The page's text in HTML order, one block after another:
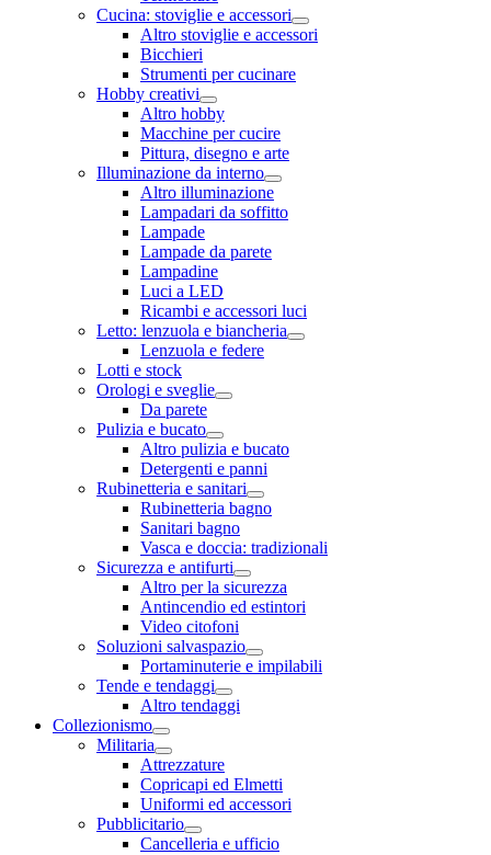
Cucina: stoviglie e accessori
Altro stoviglie e accessori
Bicchieri
Strumenti per cucinare
Hobby creativi
Altro hobby
Macchine per cucire
Pittura, disegno e arte
Illuminazione da interno
Altro illuminazione
Lampadari da soffitto
Lampade
Lampade da parete
Lampadine
Luci a LED
Ricambi e accessori luci
Letto: lenzuola e biancheria
Lenzuola e federe
Lotti e stock
Orologi e sveglie
Da parete
Pulizia e bucato
Altro pulizia e bucato
Detergenti e panni
Rubinetteria e sanitari
Rubinetteria bagno
Sanitari bagno
Vasca e doccia: tradizionali
Sicurezza e antifurti
Altro per la sicurezza
Antincendio ed estintori
Video citofoni
Soluzioni salvaspazio
Portaminuterie e impilabili
Tende e tendaggi
Altro tendaggi
Collezionismo
Militaria
Attrezzature
Copricapi ed Elmetti
Uniformi ed accessori
Pubblicitario
Cancelleria e ufficio